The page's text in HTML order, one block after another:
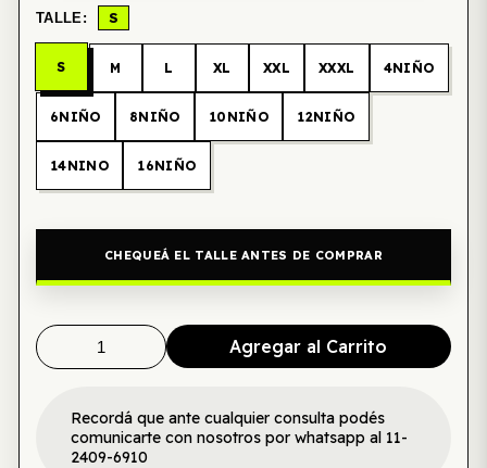
TALLE: S
S M L XL XXL XXXL 4NIÑO
6NIÑO 8NIÑO 10NIÑO 12NIÑO
14NINO 16NIÑO
CHEQUEÁ EL TALLE ANTES DE COMPRAR
Agregar al Carrito
Recordá que ante cualquier consulta podés
comunicarte con nosotros por whatsapp al 11-
2409-6910